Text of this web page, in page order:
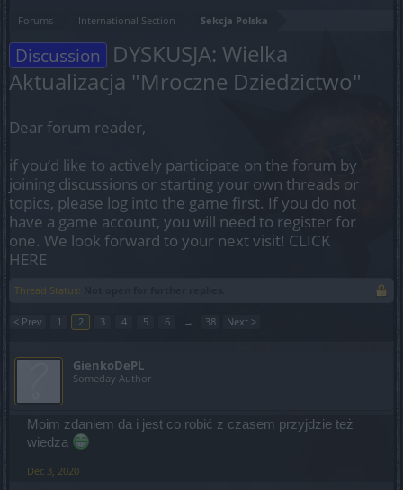
Forums International Section Sekcja Polska
Discussion
DYSKUSJA: Wielka
Aktualizacja "Mroczne Dziedzictwo"
Dear forum reader,
if you’d like to actively participate on the forum by
joining discussions or starting your own threads or
topics, please log into the game first. If you do not
have a game account, you will need to register for
one. We look forward to your next visit! CLICK
HERE
Thread Status:
< Prev 1 2 3 4 5 6 → 38 Next >
GienkoDePL
Someday Author
Moim zdaniem da i jest co robić z czasem przyjdzie też
wiedza
Dec 3, 2020